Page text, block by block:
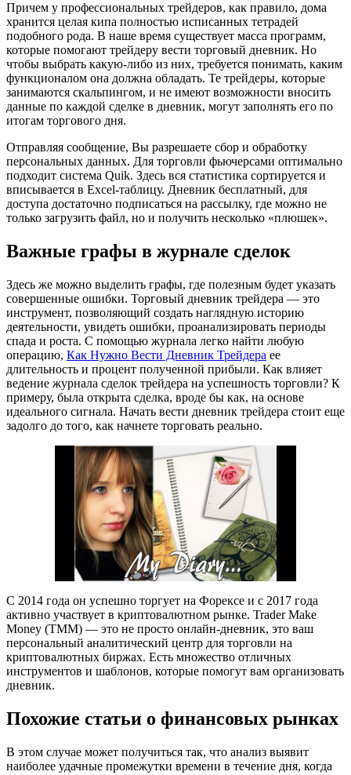
Причем у профессиональных трейдеров, как правило, дома
хранится целая кипа полностью исписанных тетрадей
подобного рода. В наше время существует масса программ,
которые помогают трейдеру вести торговый дневник. Но
чтобы выбрать какую-либо из них, требуется понимать, каким
функционалом она должна обладать. Те трейдеры, которые
занимаются скальпингом, и не имеют возможности вносить
данные по каждой сделке в дневник, могут заполнять его по
итогам торгового дня.
Отправляя сообщение, Вы разрешаете сбор и обработку
персональных данных. Для торговли фьючерсами оптимально
подходит система Quik. Здесь вся статистика сортируется и
вписывается в Excel-таблицу. Дневник бесплатный, для
доступа достаточно подписаться на рассылку, где можно не
только загрузить файл, но и получить несколько «плюшек».
Важные графы в журнале сделок
Здесь же можно выделить графы, где полезным будет указать
совершенные ошибки. Торговый дневник трейдера — это
инструмент, позволяющий создать наглядную историю
деятельности, увидеть ошибки, проанализировать периоды
спада и роста. С помощью журнала легко найти любую
операцию, Как Нужно Вести Дневник Трейдера ее
длительность и процент полученной прибыли. Как влияет
ведение журнала сделок трейдера на успешность торговли? К
примеру, была открыта сделка, вроде бы как, на основе
идеального сигнала. Начать вести дневник трейдера стоит еще
задолго до того, как начнете торговать реально.
С 2014 года он успешно торгует на Форексе и с 2017 года
активно участвует в криптовалютном рынке. Trader Make
Money (TMM) — это не просто онлайн-дневник, это ваш
персональный аналитический центр для торговли на
криптовалютных биржах. Есть множество отличных
инструментов и шаблонов, которые помогут вам организовать
дневник.
Похожие статьи о финансовых рынках
В этом случае может получиться так, что анализ выявит
наиболее удачные промежутки времени в течение дня, когда